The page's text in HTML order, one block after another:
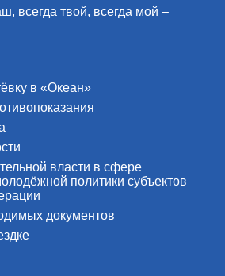
всегда твой, всегда мой –
в «Океан»
власти в сфере
политики субъектов
документов